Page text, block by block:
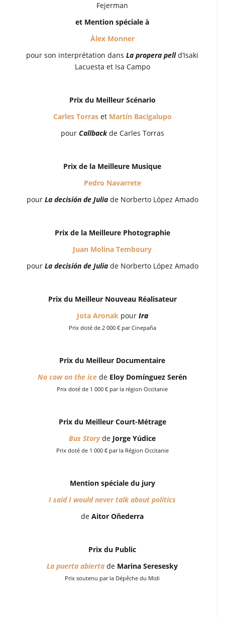
Fejerman
et Mention spéciale à
Àlex Monner
pour son interprétation dans La propera pelld’Isaki
Lacuesta et Isa Campo
Prix du Meilleur Scénario
Carles Torras etMartín Bacigalupo
pour Callbackde Carles Torras
Prix de la Meilleure Musique
Pedro Navarrete
pour La decisión de Julia de Norberto López Amado
Prix de la Meilleure Photographie
Juan Molina Temboury
pour La decisión de Julia de Norberto López Amado
Prix du Meilleur Nouveau Réalisateur
Jota Aronak pourIra
Prix doté de 2 000 € par Cinepaña
Prix du Meilleur Documentaire
No cow on the ice de Eloy Domínguez Serén
Prix doté de 1 000 € par la région Occitanie
Prix du Meilleur Court-Métrage
Bus Story de Jorge Yúdice
Prix doté de 1 000 € par la Région Occitanie
Mention spéciale du jury
I said I would never talk about politics
de Aitor Oñederra
Prix du Public
La puerta abierta de Marina Seresesky
Prix soutenu par la Dépêche du Midi